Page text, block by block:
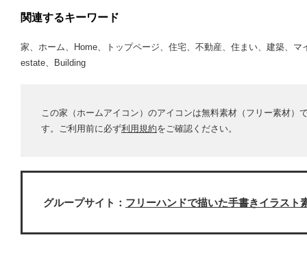
関連するキーワード
家、ホーム、Home、トップページ、住宅、不動産、住まい、建築、
estate、Building
この家（ホームアイコン）のアイコンは無料素材（フリー素材
す。ご利用前に必ず利用規約をご確認ください。
グループサイト： フリーハンドで描いた手書きイラスト